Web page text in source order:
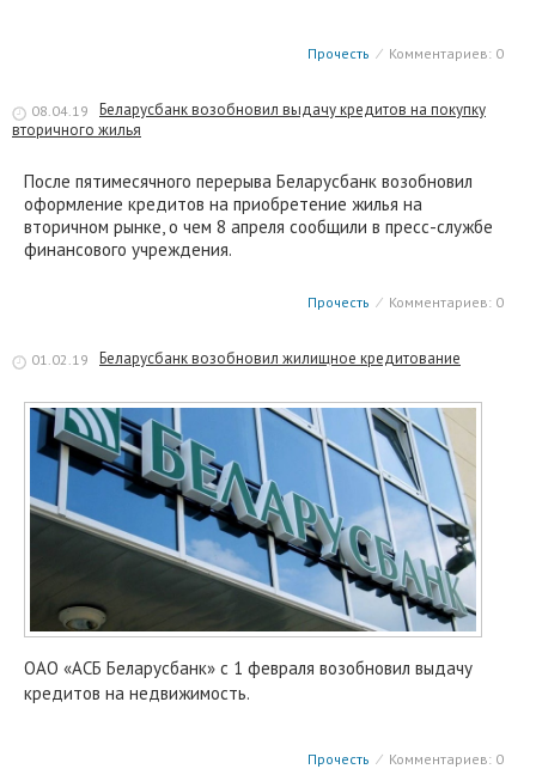
Прочесть ⁄ Комментариев: 0
08.04.19
Беларусбанк возобновил выдачу кредитов на покупку
вторичного жилья
После пятимесячного перерыва Беларусбанк возобновил
оформление кредитов на приобретение жилья на
вторичном рынке, о чем 8 апреля сообщили в пресс-службе
финансового учреждения.
Прочесть ⁄ Комментариев: 0
01.02.19 Беларусбанк возобновил жилищное кредитование
ОАО «АСБ Беларусбанк» с 1 февраля возобновил выдачу
кредитов на недвижимость.
Прочесть ⁄ Комментариев: 0